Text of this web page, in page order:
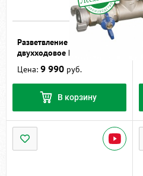
Разветвление рукавное
двухходовое РД-25
Цена: 9 990 руб.
В корзину